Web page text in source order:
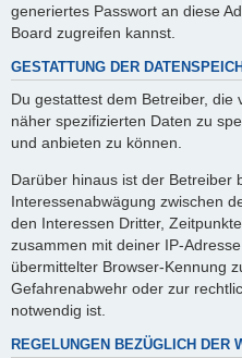
generiertes Passwort an diese
Board zugreifen kannst.
GESTATTUNG DER
Du gestattest dem Betreiber,
näher spezifizierten Daten zu
und anbieten zu können.
Darüber hinaus ist der Betreiber
Interessenabwägung zwischen
den Interessen Dritter,
zusammen mit deiner IP-
übermittelter Browser-Kennung
Gefahrenabwehr oder zur
notwendig ist.
REGELUNGEN BEZÜGLICH DER